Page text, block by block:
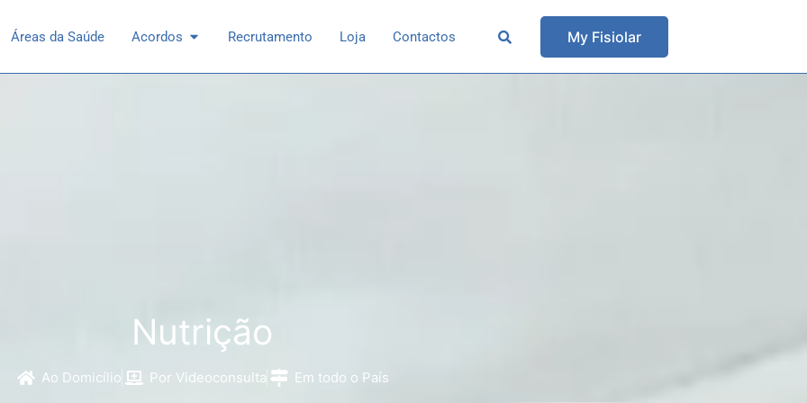
Especialidades
Áreas da Saúde Acordos Open Acordos
Recrutamento Loja Contactos My Fisiolar
Nutrição
Ao Domicílio Por Videoconsulta Em todo o País